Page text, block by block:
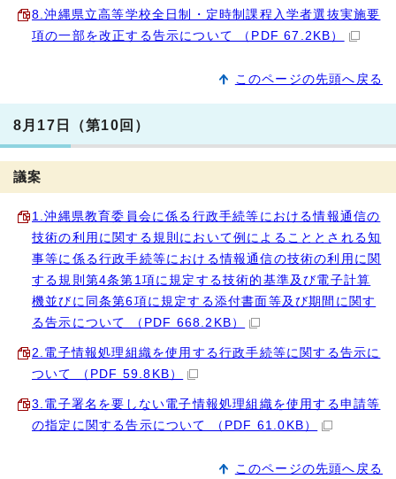
8.沖縄県立高等学校全日制・定時制課程入学者選抜実施要
項の一部を改正する告示について （PDF 67.2KB）
このページの先頭へ戻る
8月17日（第10回）
議案
1.沖縄県教育委員会に係る行政手続等における情報通信の
技術の利用に関する規則において例によることとされる知
事等に係る行政手続等における情報通信の技術の利用に関
する規則第4条第1項に規定する技術的基準及び電子計算
機並びに同条第6項に規定する添付書面等及び期間に関す
る告示について （PDF 668.2KB）
2.電子情報処理組織を使用する行政手続等に関する告示に
ついて （PDF 59.8KB）
3.電子署名を要しない電子情報処理組織を使用する申請等
の指定に関する告示について （PDF 61.0KB）
このページの先頭へ戻る